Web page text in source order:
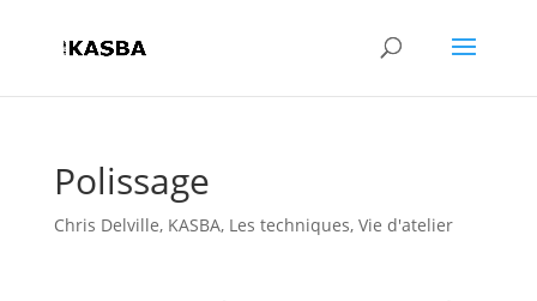
Polissage
Chris Delville, KASBA, Les techniques, Vie d'atelier